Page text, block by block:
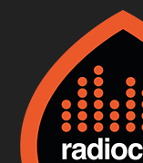
Boston,
Apr 9, 2026 • 00:37:17